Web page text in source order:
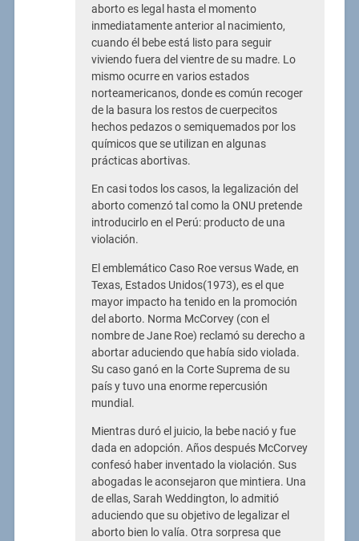
aborto es legal hasta el momento
inmediatamente anterior al nacimiento,
cuando él bebe está listo para seguir
viviendo fuera del vientre de su madre. Lo
mismo ocurre en varios estados
norteamericanos, donde es común recoger
de la basura los restos de cuerpecitos
hechos pedazos o semiquemados por los
químicos que se utilizan en algunas
prácticas abortivas.
En casi todos los casos, la legalización del
aborto comenzó tal como la ONU pretende
introducirlo en el Perú: producto de una
violación.
El emblemático Caso Roe versus Wade, en
Texas, Estados Unidos(1973), es el que
mayor impacto ha tenido en la promoción
del aborto. Norma McCorvey (con el
nombre de Jane Roe) reclamó su derecho a
abortar aduciendo que había sido violada.
Su caso ganó en la Corte Suprema de su
país y tuvo una enorme repercusión
mundial.
Mientras duró el juicio, la bebe nació y fue
dada en adopción. Años después McCorvey
confesó haber inventado la violación. Sus
abogadas le aconsejaron que mintiera. Una
de ellas, Sarah Weddington, lo admitió
aduciendo que su objetivo de legalizar el
aborto bien lo valía. Otra sorpresa que